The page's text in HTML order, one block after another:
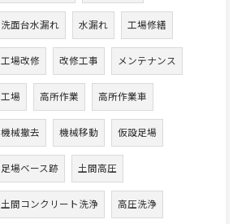
洗面台水漏れ 水漏れ 工場修繕
工場改修 改修工事 メンテナンス
工場 高所作業 高所作業車
機械撤去 機械移動 仮設足場
足場ベース跡 土間高圧
土間コンクリート洗浄 高圧洗浄